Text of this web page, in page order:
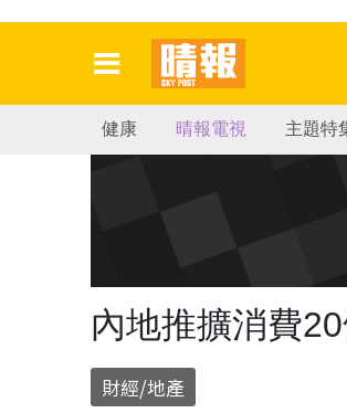
健康 晴報電視 主題特
內地推擴消費
財經/地產